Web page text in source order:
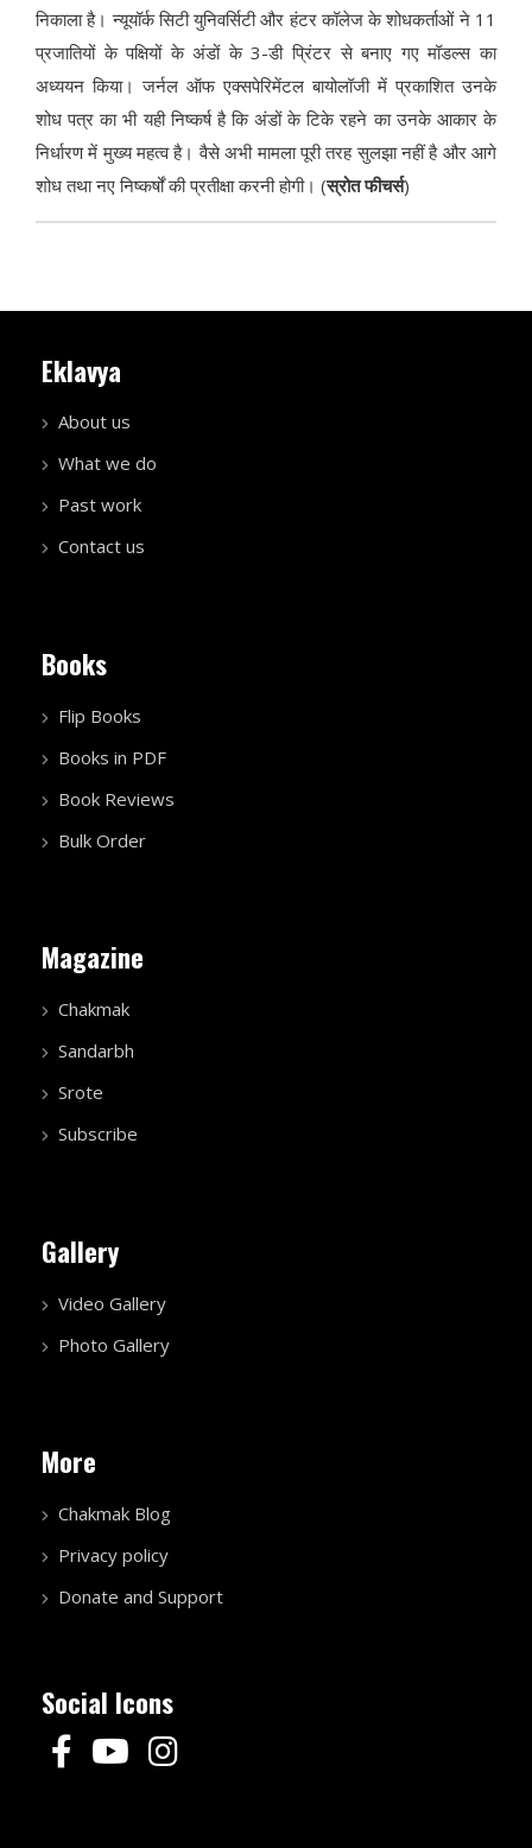
निकाला है। न्यूयॉर्क सिटी युनिवर्सिटी और हंटर कॉलेज के शोधकर्ताओं ने 11
प्रजातियों के पक्षियों के अंडों के 3-डी प्रिंटर से बनाए गए मॉडल्स का
अध्ययन किया। जर्नल ऑफ एक्सपेरिमेंटल बायोलॉजी में प्रकाशित उनके
शोध पत्र का भी यही निष्कर्ष है कि अंडों के टिके रहने का उनके आकार के
निर्धारण में मुख्य महत्व है। वैसे अभी मामला पूरी तरह सुलझा नहीं है और आगे
शोध तथा नए निष्कर्षों की प्रतीक्षा करनी होगी। (स्रोत फीचर्स)
Eklavya
About us
What we do
Past work
Contact us
Books
Flip Books
Books in PDF
Book Reviews
Bulk Order
Magazine
Chakmak
Sandarbh
Srote
Subscribe
Gallery
Video Gallery
Photo Gallery
More
Chakmak Blog
Privacy policy
Donate and Support
Social Icons